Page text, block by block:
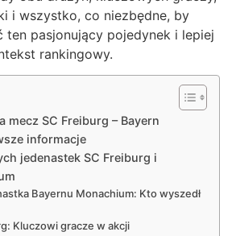
i wszystko, co niezbędne, by
ten pasjonujący pojedynek i lepiej
rankingowy.
mecz SC Freiburg – Bayern
informacje
jedenastek SC Freiburg i
Bayernu Monachium: Kto wyszedł
Kluczowi gracze w akcji